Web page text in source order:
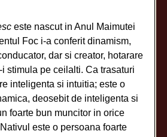
este nascut in Anul Maimutei
Foc i-a conferit dinamism,
dar si creator, hotarare
stimula pe ceilalti. Ca trasaturi
inteligenta si intuitia; este o
deosebit de inteligenta si
foarte bun muncitor in orice
este o persoana foarte